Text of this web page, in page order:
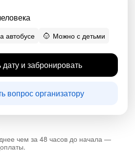
автобусе Можно с детьми
и забронировать
вопрос организатору
чем за 48 часов до начала —